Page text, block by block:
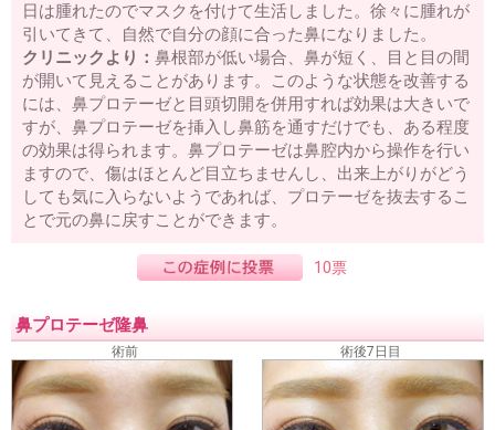
日は腫れたのでマスクを付けて生活しました。徐々に腫れが
引いてきて、自然で自分の顔に合った鼻になりました。
クリニックより： 鼻根部が低い場合、鼻が短く、目と目の間
が開いて見えることがあります。このような状態を改善する
には、鼻プロテーゼと目頭切開を併用すれば効果は大きいで
すが、鼻プロテーゼを挿入し鼻筋を通すだけでも、ある程度
の効果は得られます。鼻プロテーゼは鼻腔内から操作を行い
ますので、傷はほとんど目立ちませんし、出来上がりがどう
しても気に入らないようであれば、プロテーゼを抜去するこ
とで元の鼻に戻すことができます。
10票
鼻プロテーゼ隆鼻
術前 術後7日目